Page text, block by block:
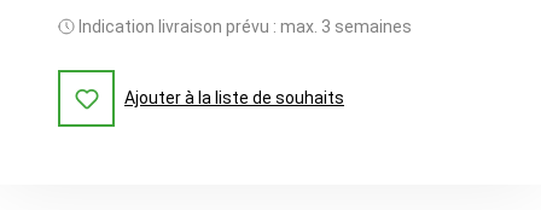
Indication livraison prévu : max. 3 semaines
Ajouter à la liste de souhaits